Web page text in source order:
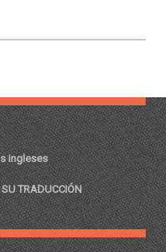
ingleses
TRADUCCIÓN